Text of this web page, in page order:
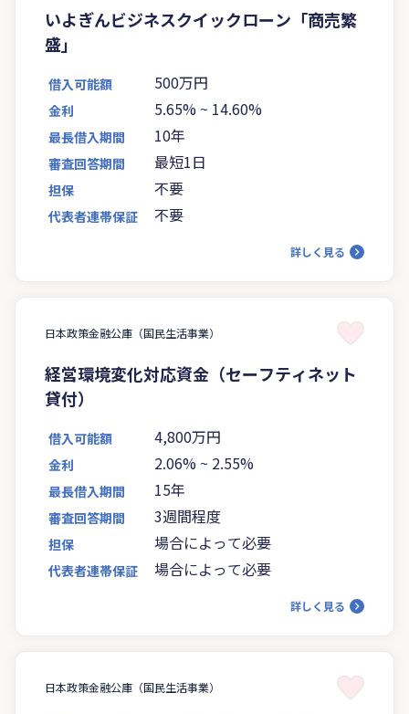
いよぎんビジネスクイックローン「商売繁
盛」
借入可能額 500万円
金利 5.65% ~ 14.60%
最長借入期間 10年
審査回答期間 最短1日
担保 不要
代表者連帯保証 不要
詳しく見る
日本政策金融公庫（国民生活事業）
経営環境変化対応資金（セーフティネット
貸付）
借入可能額 4,800万円
金利 2.06% ~ 2.55%
最長借入期間 15年
審査回答期間 3週間程度
担保 場合によって必要
代表者連帯保証 場合によって必要
詳しく見る
日本政策金融公庫（国民生活事業）